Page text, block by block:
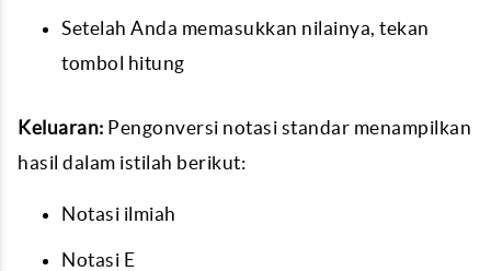
Setelah Anda memasukkan nilainya, tekan
tombol hitung
Keluaran: Pengonversi notasi standar menampilkan
hasil dalam istilah berikut:
Notasi ilmiah
Notasi E